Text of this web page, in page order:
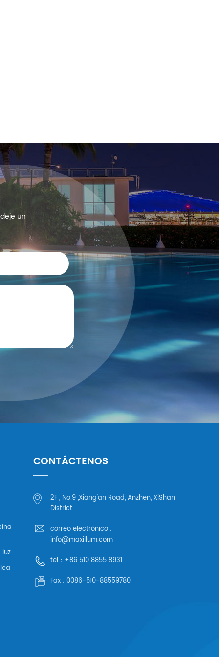
un
CONTÁCTENOS
2F , No.9 ,Xiang'an Road, Anzhen, XiShan
District
correo electrónico :
info@maxillum.com
tel： +86 510 8855 8931
Fax :0086-510-88559780